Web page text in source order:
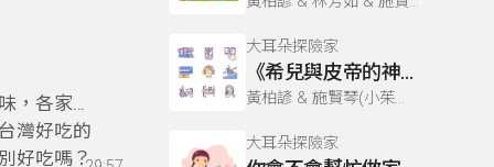
，各家店
灣好吃的
好吃嗎？
大耳朵探險家
《希兒與皮帝的神奇之旅》
黃柏諺 & 施賢琴(小茱姐姐) & 林芳如
大耳朵探險家